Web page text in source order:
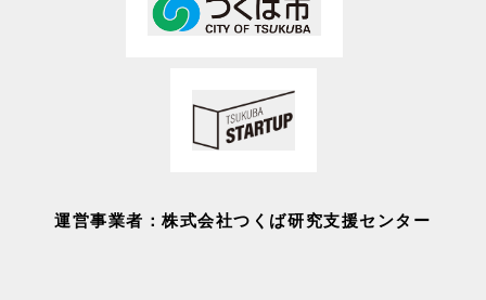
運営事業者：株式会社つくば研究支援センター